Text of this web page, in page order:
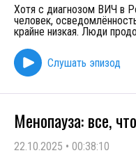
Хотя с диагнозом ВИЧ в
человек,
крайне низкая. Люди
Слушать эпизод
Менопауза: все,
22.10.2025 • 00:38:10